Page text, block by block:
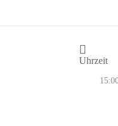
Uhrzeit